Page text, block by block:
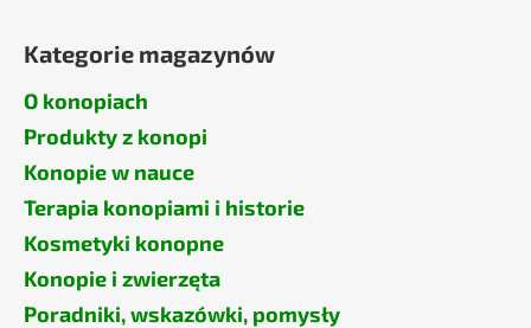
Kategorie magazynów
O konopiach
Produkty z konopi
Konopie w nauce
Terapia konopiami i historie
Kosmetyki konopne
Konopie i zwierzęta
Poradniki, wskazówki, pomysły